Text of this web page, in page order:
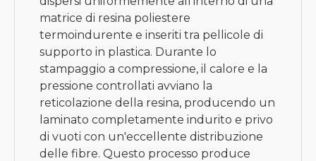
matrice di resina poliestere
termoindurente e inseriti tra pellicole di
supporto in plastica. Durante lo
stampaggio a compressione, il calore e la
pressione controllati avviano la
reticolazione della resina, producendo un
laminato completamente indurito e privo
di vuoti con un'eccellente distribuzione
delle fibre. Questo processo produce